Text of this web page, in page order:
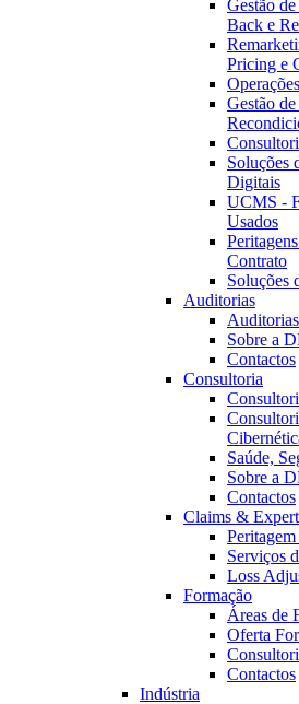
Gestão
Back e
Pricing e
Gestão
Soluções
Digitais
UCMS -
Usados
Contrato
Soluções
Auditorias
Sobre a
Contactos
Consultoria
Saúde,
Sobre a
Contactos
Claims &
Serviços
Loss
Formação
Áreas de
Oferta
Contactos
Indústria